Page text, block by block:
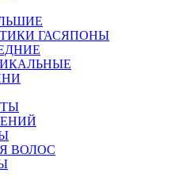
ГАСЯПОНЫ
ВОЛОС